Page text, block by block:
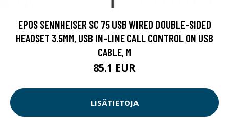
EPOS SENNHEISER SC 75 USB WIRED DOUBLE-SIDED
HEADSET 3.5MM, USB IN-LINE CALL CONTROL ON USB
CABLE, M
85.1 EUR
LISÄTIETOJA